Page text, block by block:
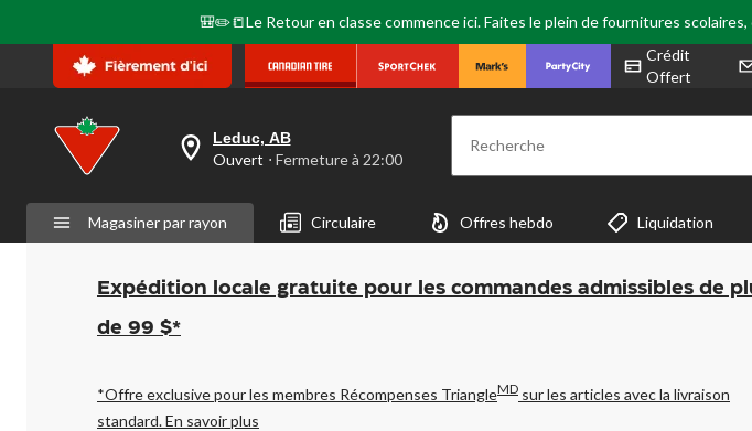
🎒✏️📒Le Retour en classe commence ici. Faites le plein de fournitures
Crédit
Offert
votre
est
Leduc,
AB,
Ouvert,
Fermeture
à
pour
changer
Leduc, AB
Ouvert ⋅ Fermeture à 22:00 Recherche
Magasiner par rayon Circulaire Offres hebdo Liquidation
Expédition locale gratuite pour les commandes admissibles de
de 99 $*
*Offre exclusive pour les membres Récompenses TriangleMD sur les articles avec la livraison
standard.En savoir plus